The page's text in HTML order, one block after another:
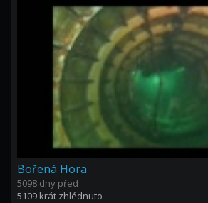
Bořená Hora
5098 dny před
5109 krát zhlédnuto